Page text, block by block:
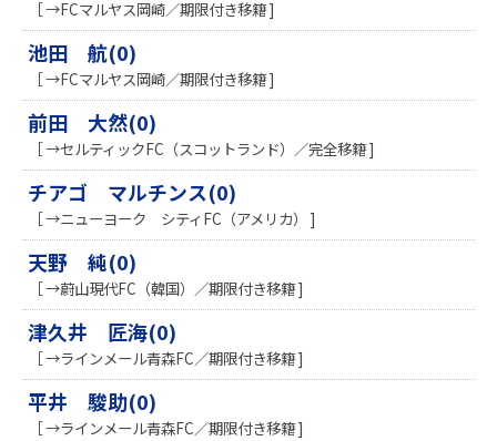
［ →FCマルヤス岡崎／期限付き移籍 ]
池田 航(0)
［ →FCマルヤス岡崎／期限付き移籍 ]
前田 大然(0)
［ →セルティックFC（スコットランド）／完全移籍 ]
チアゴ マルチンス(0)
［ →ニューヨーク シティFC（アメリカ） ]
天野 純(0)
［ →蔚山現代FC（韓国）／期限付き移籍 ]
津久井 匠海(0)
［ →ラインメール青森FC／期限付き移籍 ]
平井 駿助(0)
［ →ラインメール青森FC／期限付き移籍 ]